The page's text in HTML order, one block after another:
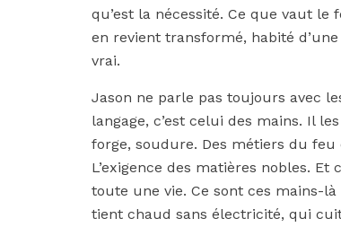
qu’est la nécessité. Ce que vaut le
en revient transformé, habité
vrai.
Jason ne parle pas toujours avec
langage, c’est celui des mains. Il
forge, soudure. Des métiers du
L’exigence des matières nobles.
toute une vie. Ce sont ces mains-
tient chaud sans électricité, qui